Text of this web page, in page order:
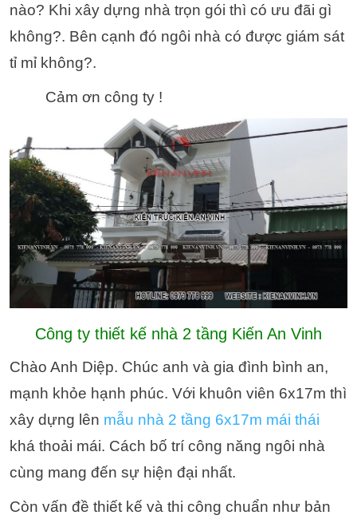
nào? Khi xây dựng nhà trọn gói thì có ưu đãi gì
không?. Bên cạnh đó ngôi nhà có được giám sát
tỉ mỉ không?.
Cảm ơn công ty !
Công ty thiết kế nhà 2 tầng Kiến An Vinh
Chào Anh Diệp. Chúc anh và gia đình bình an,
mạnh khỏe hạnh phúc. Với khuôn viên 6x17m thì
xây dựng lên mẫu nhà 2 tầng 6x17m mái thái
khá thoải mái. Cách bố trí công năng ngôi nhà
cùng mang đến sự hiện đại nhất.
Còn vấn đề thiết kế và thi công chuẩn như bản